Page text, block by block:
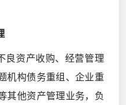
良资产收购、经营管理
机构债务重组、企业重
其他资产管理业务，负